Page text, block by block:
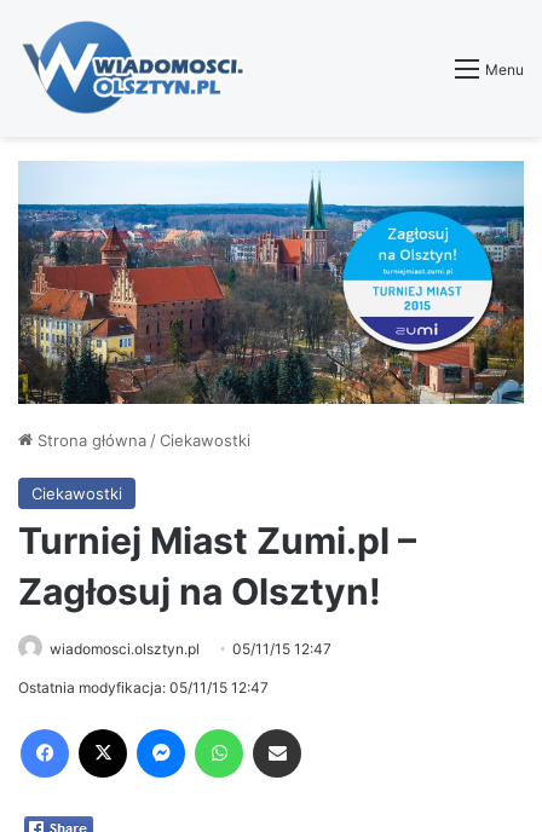
Menu
Strona główna /Ciekawostki
Ciekawostki
Turniej Miast Zumi.pl –
Zagłosuj na Olsztyn!
wiadomosci.olsztyn.pl 05/11/15 12:47
Ostatnia modyfikacja: 05/11/15 12:47